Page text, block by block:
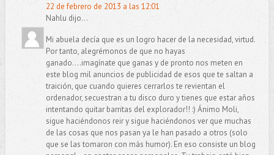
22 de febrero de 2013 a las 12:01
Nahlu dijo...
Mi abuela decía que es un logro hacer de la necesidad, virtud.
Por tanto, alegrémonos de que no hayas
ganado....imagínate que ganas y de pronto nos meten en
este blog mil anuncios de publicidad de esos que te saltan a
traición, que cuando quieres cerrarlos te revientan el
ordenador, secuestran a tu disco duro y tienes que estar años
intentando quitar barritas del explorador!! :) Ánimo Moli,
sigue haciéndonos reir y sigue haciéndonos ver que muchas
de las cosas que nos pasan ya le han pasado a otros (solo
que se las tomaron con más humor). En eso consiste un blog